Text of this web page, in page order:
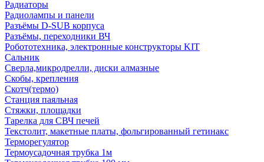
Радиаторы
Радиолампы и панели
Разъёмы D-SUB корпуса
Разъёмы, переходники ВЧ
Робототехника, электронные конструкторы KIT
Сальник
Сверла,микродрелли, диски алмазные
Скобы, крепления
Скотч(термо)
Станция паяльная
Стяжки, площадки
Тарелка для СВЧ печей
Текстолит, макетные платы, фольгированный гетинакс
Терморегулятор
Термоусадочная трубка 1м